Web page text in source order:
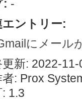
: -
エントリー:
にメール
新: 2022-
者: Prox
1.3